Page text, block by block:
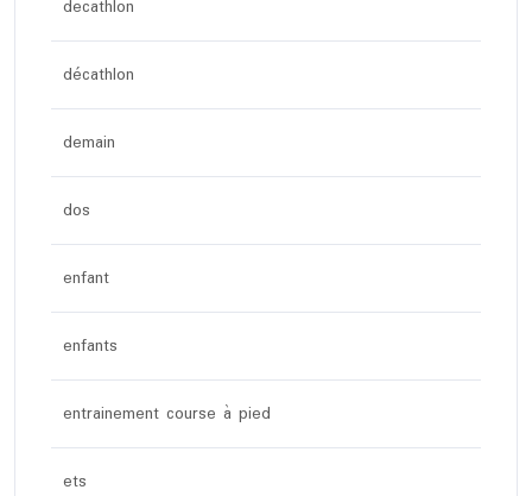
decathlon
décathlon
demain
dos
enfant
enfants
entrainement course à pied
ets